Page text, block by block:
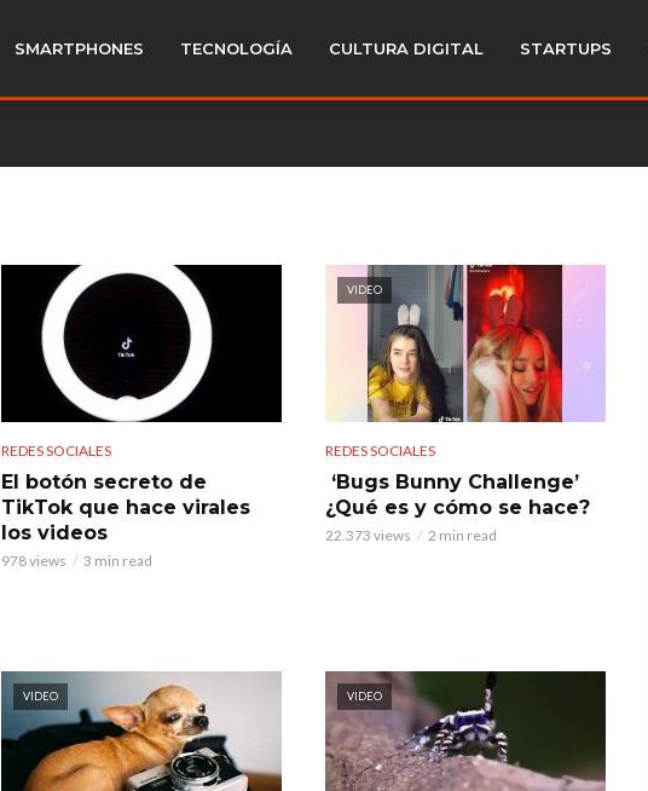
SMARTPHONES TECNOLOGÍA CULTURA DIGITAL STARTUPS
REDES SOCIALES
El botón secreto de
TikTok que hace virales
los videos
978 views 3 min read
VIDEO
REDES SOCIALES
‘Bugs Bunny Challenge’
¿Qué es y cómo se hace?
22.373 views 2 min read
VIDEO VIDEO